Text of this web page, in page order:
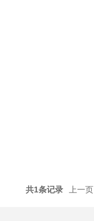
共1条记录 上一页